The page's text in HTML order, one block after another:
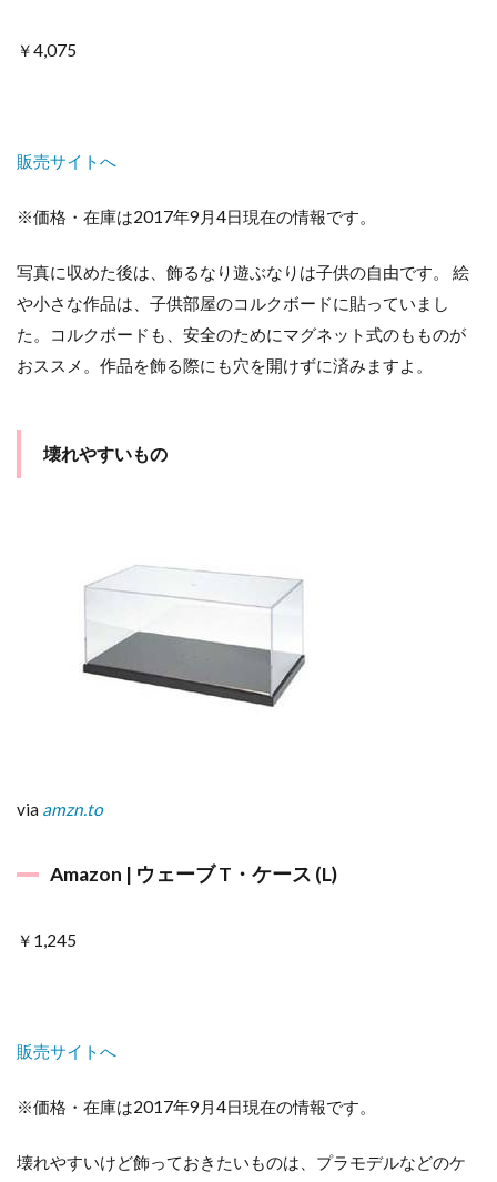
￥4,075
販売サイトへ
※価格・在庫は2017年9月4日現在の情報です。
写真に収めた後は、飾るなり遊ぶなりは子供の自由です。 絵
や小さな作品は、子供部屋のコルクボードに貼っていまし
た。コルクボードも、安全のためにマグネット式のもものが
おススメ。作品を飾る際にも穴を開けずに済みますよ。
壊れやすいもの
via amzn.to
Amazon | ウェーブ T・ケース (L)
￥1,245
販売サイトへ
※価格・在庫は2017年9月4日現在の情報です。
壊れやすいけど飾っておきたいものは、プラモデルなどのケ